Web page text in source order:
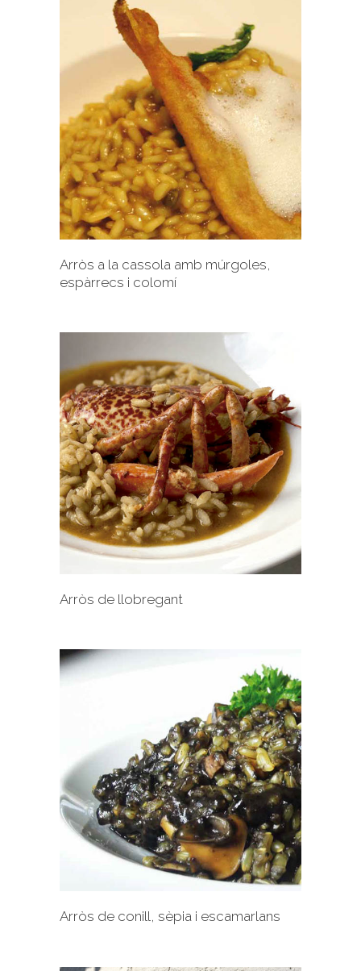
+
Arròs a la cassola amb múrgoles,
espàrrecs i colomí
+
Arròs de llobregant
+
Arròs de conill, sèpia i escamarlans